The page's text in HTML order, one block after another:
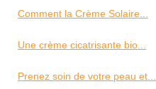
Comment la Crème Solaire...
Une crème cicatrisante bio...
Prenez soin de votre peau et...